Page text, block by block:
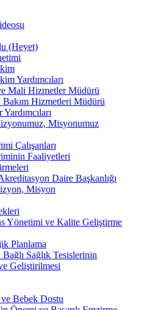
(Heyet)
Yardımcıları
Mali Hizmetler Müdürü
Bakım Hizmetleri Müdürü
Misyonumuz
Çalışanları
Faaliyetleri
Daire Başkanlığı
Misyon
Yönetimi ve Kalite Geliştirme
Planlama
Bağlı Sağlık Tesislerinin
Geliştirilmesi
Bebek Dostu